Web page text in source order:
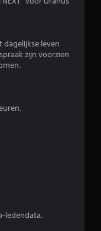
n
leven
zijn voorzien
ledendata.